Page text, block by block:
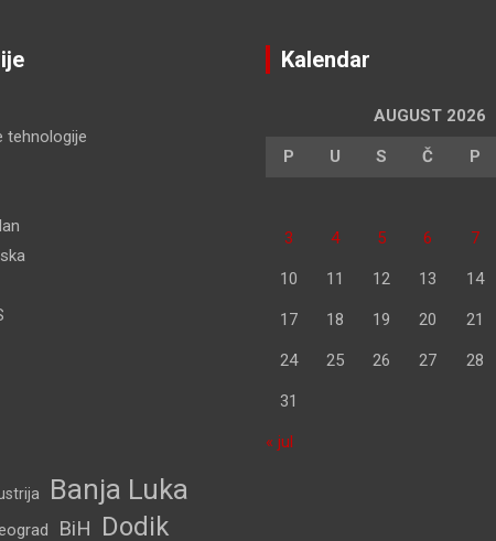
tehnologije
Banja Luka
BiH Dodik
Kalendar
AUGUST 2026
P U S Č P
3 4 5 6 7
10 11 12 13 14
17 18 19 20 21
24 25 26 27 28
31
« jul